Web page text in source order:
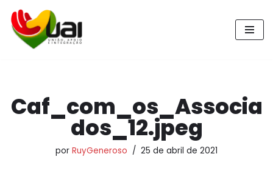
Pular
para
Caf_com_os_Associa
dos_12.jpeg
por RuyGeneroso 25 de abril de 2021